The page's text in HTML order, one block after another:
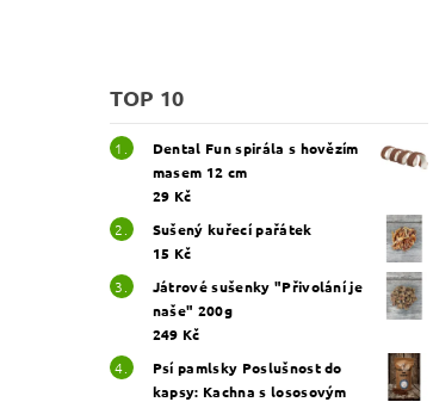
TOP 10
Dental Fun spirála s hovězím
masem 12 cm
29 Kč
Sušený kuřecí pařátek
15 Kč
Játrové sušenky "Přivolání je
naše" 200g
249 Kč
Psí pamlsky Poslušnost do
kapsy: Kachna s lososovým